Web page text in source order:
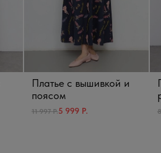
Платье с вышивкой и
поясом
11 997 Р.5 999 Р.